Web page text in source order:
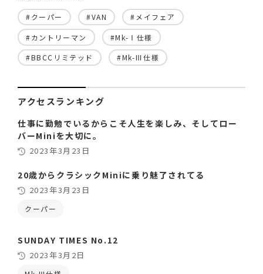
#クーパー #VAN #メイフェア
#カントリーマン #Mk-Ⅰ仕様
#BBCCリミテッド #Mk-Ⅲ仕様
アクセスランキング
仕事に勤勉でいるからこそ人生を楽しみ、そしてロー
バーMiniを大切に。
2023年3月23日
20歳からクラシックMiniに乗り魅了されてる
2023年3月23日
クーパー
SUNDAY TIMES No.12
2023年3月2日